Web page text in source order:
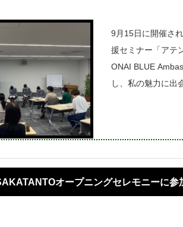
9月15日に開催さ
援セミナー「アテ
ONAI BLUE
し、私の魅力に出
オープニングセレモニーに参